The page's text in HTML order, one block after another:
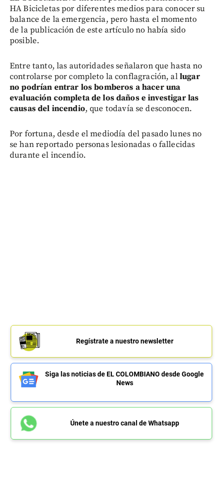
HA Bicicletas por diferentes medios para conocer su
balance de la emergencia, pero hasta el momento
de la publicación de este artículo no había sido
posible.
Entre tanto, las autoridades señalaron que hasta no
controlarse por completo la conflagración, allugar
no podrían entrar los bomberos a hacer una
evaluación completa de los daños e investigar las
causas del incendio, que todavía se desconocen.
Por fortuna, desde el mediodía del pasado lunes no
se han reportado personas lesionadas o fallecidas
durante el incendio.
Regístrate a nuestro newsletter
Siga las noticias de EL COLOMBIANO desde Google
News
Únete a nuestro canal de Whatsapp